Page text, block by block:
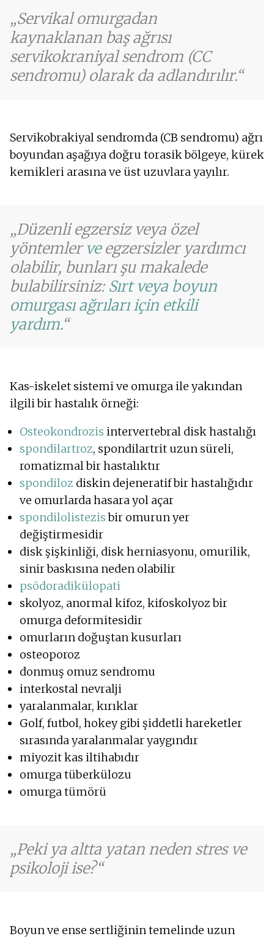
Servikal omurgadan
kaynaklanan baş ağrısı
servikokraniyal sendrom (CC
sendromu) olarak da adlandırılır.
Servikobrakiyal sendromda (CB sendromu) ağrı
boyundan aşağıya doğru torasik bölgeye, kürek
kemikleri arasına ve üst uzuvlara yayılır.
Düzenli egzersiz veya özel
yöntemler veegzersizler yardımcı
olabilir, bunları şu makalede
bulabilirsiniz: Sırt veya boyun
omurgası ağrıları için etkili
yardım.
Kas-iskelet sistemi ve omurga ile yakından
ilgili bir hastalık örneği:
Osteokondrozis intervertebral disk hastalığı
spondilartroz, spondilartrit uzun süreli,
romatizmal bir hastalıktır
spondiloz diskin dejeneratif bir hastalığıdır
ve omurlarda hasara yol açar
spondilolistezisbir omurun yer
değiştirmesidir
disk şişkinliği, disk herniasyonu, omurilik,
sinir baskısına neden olabilir
psödoradikülopati
skolyoz, anormal kifoz, kifoskolyoz bir
omurga deformitesidir
omurların doğuştan kusurları
osteoporoz
donmuş omuz sendromu
interkostal nevralji
yaralanmalar, kırıklar
Golf, futbol, hokey gibi şiddetli hareketler
sırasında yaralanmalar yaygındır
miyozit kas iltihabıdır
omurga tüberkülozu
omurga tümörü
Peki ya altta yatan neden stres ve
psikoloji ise?
Boyun ve ense sertliğinin temelinde uzun